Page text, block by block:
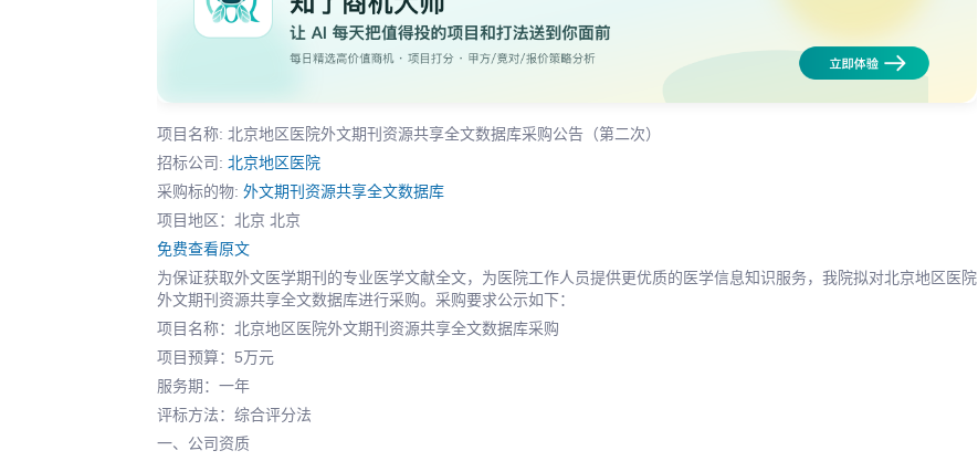
项目名称: 北京地区医院外文期刊资源共享全文数据库采购公告（第二次）
招标公司: 北京地区医院
采购标的物: 外文期刊资源共享全文数据库
项目地区：北京 北京
免费查看原文
为保证获取外文医学期刊的专业医学文献全文，为医院工作人员提供更优质的医学信息知识服务，我院拟对北京地区医院
外文期刊资源共享全文数据库进行采购。采购要求公示如下：
项目名称：北京地区医院外文期刊资源共享全文数据库采购
项目预算：5万元
服务期：一年
评标方法：综合评分法
一、公司资质